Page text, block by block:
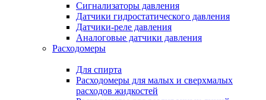
Сигнализаторы давления
Датчики гидростатического давления
Датчики-реле давления
Аналоговые датчики давления
Расходомеры
Для спирта
Расходомеры для малых и сверхмалых
расходов жидкостей